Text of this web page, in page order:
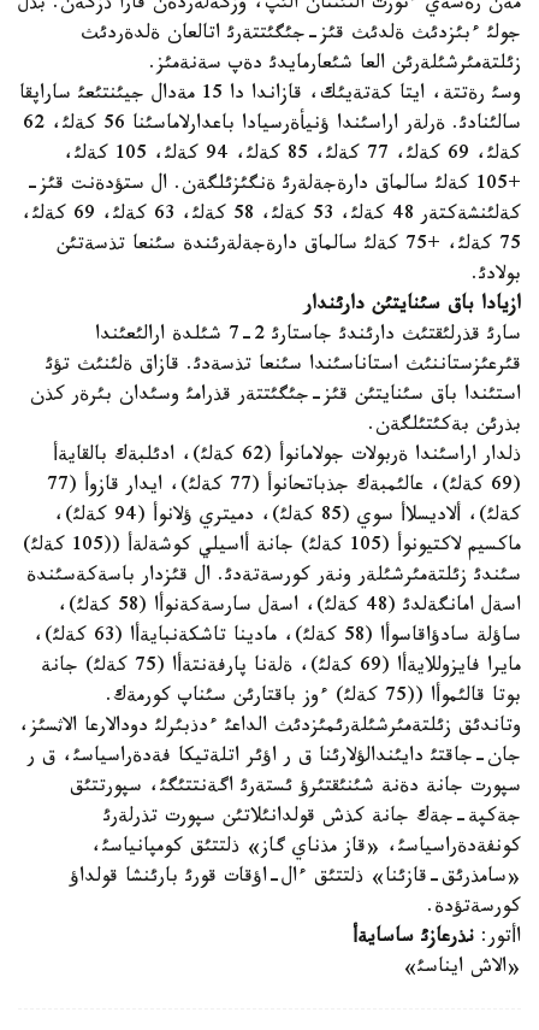
مةن رةسةي ءتورت التئننان الئپ، وزگةلةردةن قارا ذزگةن. بذل
جولئ ءبئزدئث ةلدئث قئز-جئگئتتةرئ اتالعان ةلدةردئث
زئلتةمئرشئلةرئن العا شئعارمايدئ دةپ سةنةمئز.
وسئ رةتتة، ايتا كةتةيئك، قازاندا دا 15 مةدال جيئنتئعئ ساراپقا
سالئنادئ. ةرلةر اراسئندا ؤنيأةرسيادا باعدارلاماسئنا 56 كةلئ، 62
كةلئ، 69 كةلئ، 77 كةلئ، 85 كةلئ، 94 كةلئ، 105 كةلئ،
+105 كةلئ سالماق دارةجةلةرئ ةنگئزئلگةن. ال ستؤدةنت قئز-
كةلئنشةكتةر 48 كةلئ، 53 كةلئ، 58 كةلئ، 63 كةلئ، 69 كةلئ،
75 كةلئ، +75 كةلئ سالماق دارةجةلةرئندة سئنعا تذسةتئن
بولادئ.
ازيادا باق سئنايتئن دارئندار
سارئ قذرلئقتئث دارئندئ جاستارئ 2-7 شئلدة ارالئعئندا
قئرعئزستاننئث استاناسئندا سئنعا تذسةدئ. قازاق ةلئنئث تؤئ
استئندا باق سئنايتئن قئز-جئگئتتةر قذرامئ وسئدان بئرةر كذن
بذرئن بةكئتئلگةن.
ذلدار اراسئندا ةربولات جولامانوأ (62 كةلئ)، ادئلبةك بالقايةأ
(69 كةلئ)، عالئمبةك جذباتحانوأ (77 كةلئ)، ايدار قازوأ (77
كةلئ)، ألاديسلاأ سوي (85 كةلئ)، دميتري ؤلانوأ (94 كةلئ)،
ماكسيم لاكتيونوأ (105 كةلئ) جانة أاسيلي كوشةلةأ ((105 كةلئ)
سئندئ زئلتةمئرشئلةر ونةر كورسةتةدئ. ال قئزدار باسةكةسئندة
اسةل امانگةلدئ (48 كةلئ)، اسةل سارسةكةنوأا (58 كةلئ)،
ساؤلة سادؤاقاسوأا (58 كةلئ)، مادينا تاشكةنبايةأا (63 كةلئ)،
مايرا فايزوللايةأا (69 كةلئ)، ةلةنا پارفةنتةأا (75 كةلئ) جانة
بوتا قالئموأا ((75 كةلئ) ءوز باقتارئن سئناپ كورمةك.
وتاندئق زئلتةمئرشئلةرئمئزدئث الداعئ ءدذبئرلئ دودالارعا الاثسئز،
جان-جاقتئ دايئندالؤلارئنا ق ر اؤئر اتلةتيكا فةدةراسياسئ، ق ر
سپورت جانة دةنة شئنئقتئرؤ ئستةرئ اگةنتتئگئ، سپورتتئق
جةكپة-جةك جانة كذش قولدانئلاتئن سپورت تذرلةرئ
كونفةدةراسياسئ، «قاز مذناي گاز» ذلتتئق كومپانياسئ،
«سامذرئق-قازئنا» ذلتتئق ءال-اؤقات قورئ بارئنشا قولداؤ
كورسةتؤدة.
اأتور: نذرعازئ ساسايةأ
«الاش ايناسئ»